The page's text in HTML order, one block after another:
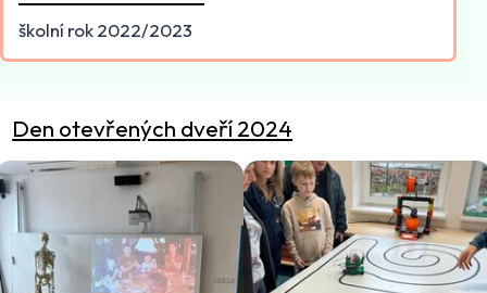
školní rok 2022/2023
Den otevřených dveří 2024